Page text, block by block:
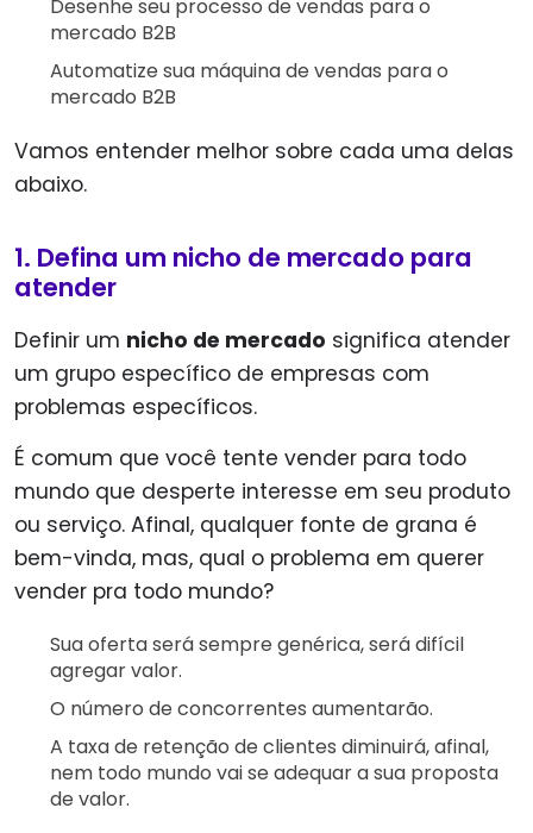
Desenhe seu processo de vendas para o
mercado B2B
Automatize sua máquina de vendas para o
mercado B2B
Vamos entender melhor sobre cada uma delas
abaixo.
1. Defina um nicho de mercado para
atender
Definir um nicho de mercado significa atender
um grupo específico de empresas com
problemas específicos.
É comum que você tente vender para todo
mundo que desperte interesse em seu produto
ou serviço. Afinal, qualquer fonte de grana é
bem-vinda, mas, qual o problema em querer
vender pra todo mundo?
Sua oferta será sempre genérica, será difícil
agregar valor.
O número de concorrentes aumentarão.
A taxa de retenção de clientes diminuirá, afinal,
nem todo mundo vai se adequar a sua proposta
de valor.